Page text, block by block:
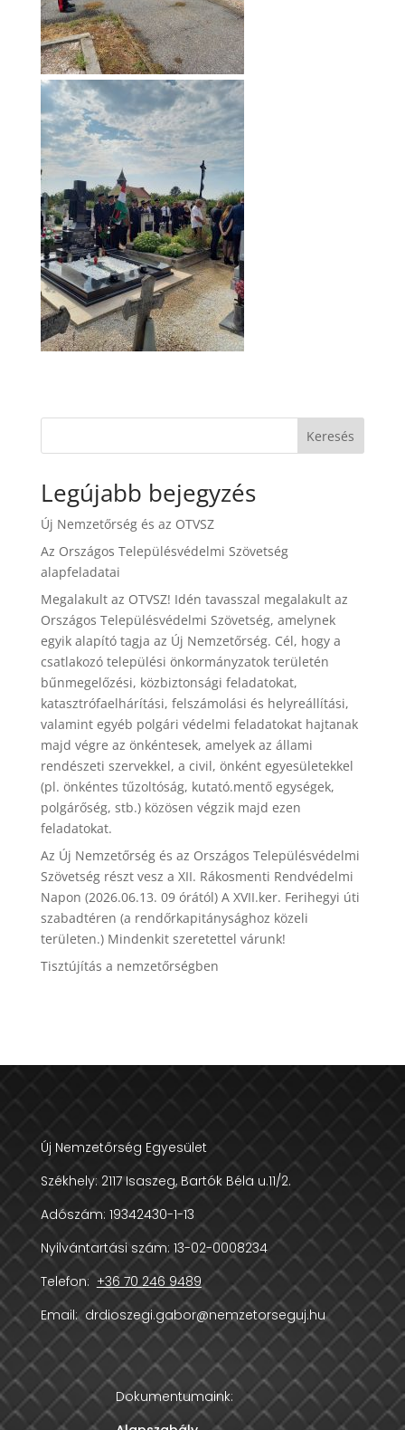
Keresés
Legújabb bejegyzés
Új Nemzetőrség és az OTVSZ
Az Országos Településvédelmi Szövetség
alapfeladatai
Megalakult az OTVSZ! Idén tavasszal megalakult az
Országos Településvédelmi Szövetség, amelynek
egyik alapító tagja az Új Nemzetőrség. Cél, hogy a
csatlakozó települési önkormányzatok területén
bűnmegelőzési, közbiztonsági feladatokat,
katasztrófaelhárítási, felszámolási és helyreállítási,
valamint egyéb polgári védelmi feladatokat hajtanak
majd végre az önkéntesek, amelyek az állami
rendészeti szervekkel, a civil, önként egyesületekkel
(pl. önkéntes tűzoltóság, kutató.mentő egységek,
polgárőség, stb.) közösen végzik majd ezen
feladatokat.
Az Új Nemzetőrség és az Országos Településvédelmi
Szövetség részt vesz a XII. Rákosmenti Rendvédelmi
Napon (2026.06.13. 09 órától) A XVII.ker. Ferihegyi úti
szabadtéren (a rendőrkapitánysághoz közeli
területen.) Mindenkit szeretettel várunk!
Tisztújítás a nemzetőrségben
Új Nemzetőrség Egyesület
Székhely: 2117 Isaszeg, Bartók Béla u.11/2.
Adószám: 19342430-1-13
Nyilvántartási szám: 13-02-0008234
Telefon:+36 70 246 9489
Email:drdioszegi.gabor@nemzetorseguj.hu
Dokumentumaink: